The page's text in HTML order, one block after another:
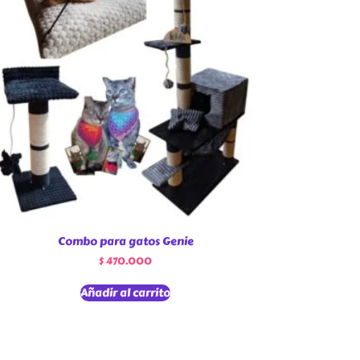
Combo para gatos Genie
$470.000
Añadir al carrito